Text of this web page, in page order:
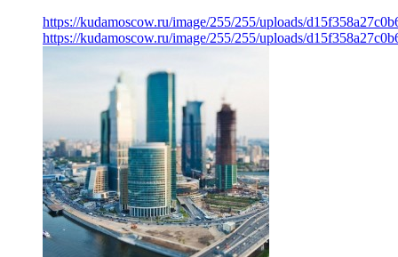
https://kudamoscow.ru/image/255/255/uploads/
https://kudamoscow.ru/image/255/255/uploads/